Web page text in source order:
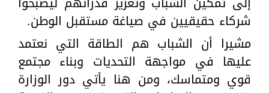
شركاء حقيقيين في صياغة مستقبل الوطن.
مشيرا أن الشباب هم الطاقة التي نعتمد
عليها في مواجهة التحديات وبناء مجتمع
قوي ومتماسك، ومن هنا يأتي دور الوزارة